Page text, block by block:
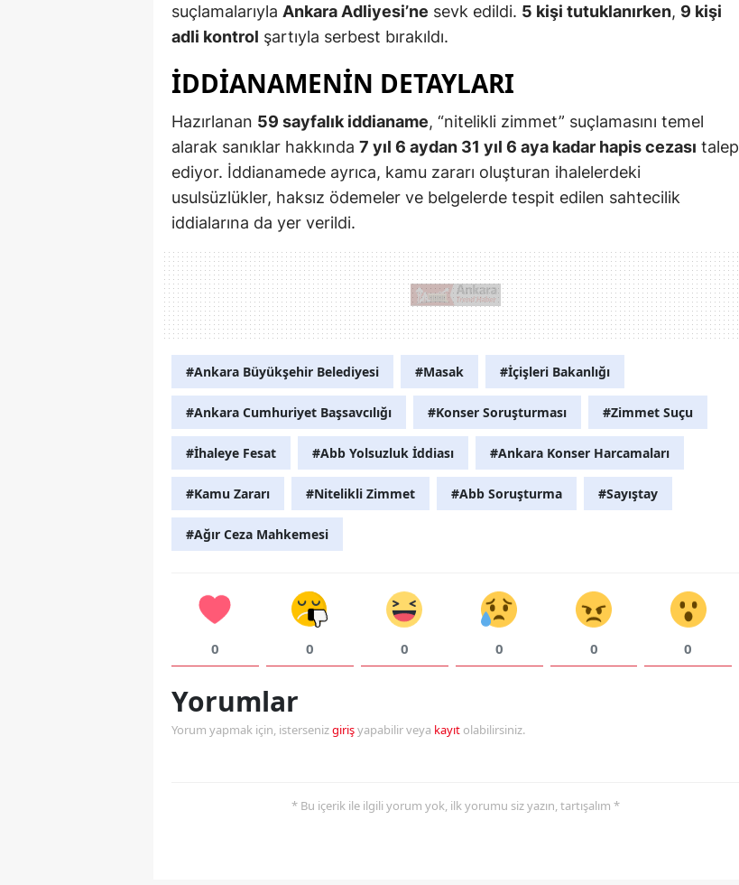
suçlamalarıyla Ankara Adliyesi’ne sevk edildi. 5 kişi tutuklanırken, 9 kişi
adli kontrol şartıyla serbest bırakıldı.
İDDIANAMENIN DETAYLARI
Hazırlanan 59 sayfalık iddianame, “nitelikli zimmet” suçlamasını temel
alarak sanıklar hakkında 7 yıl 6 aydan 31 yıl 6 aya kadar hapis cezası talep
ediyor. İddianamede ayrıca, kamu zararı oluşturan ihalelerdeki
usulsüzlükler, haksız ödemeler ve belgelerde tespit edilen sahtecilik
iddialarına da yer verildi.
#Ankara Büyükşehir Belediyesi #Masak #İçişleri Bakanlığı
#Ankara Cumhuriyet Başsavcılığı #Konser Soruşturması #Zimmet Suçu
#İhaleye Fesat #Abb Yolsuzluk İddiası #Ankara Konser Harcamaları
#Kamu Zararı #Nitelikli Zimmet #Abb Soruşturma #Sayıştay
#Ağır Ceza Mahkemesi
0 0 0 0 0 0
Yorumlar
Yorum yapmak için, istersenizgirişyapabilir veya kayıt olabilirsiniz.
* Bu içerik ile ilgili yorum yok, ilk yorumu siz yazın, tartışalım *